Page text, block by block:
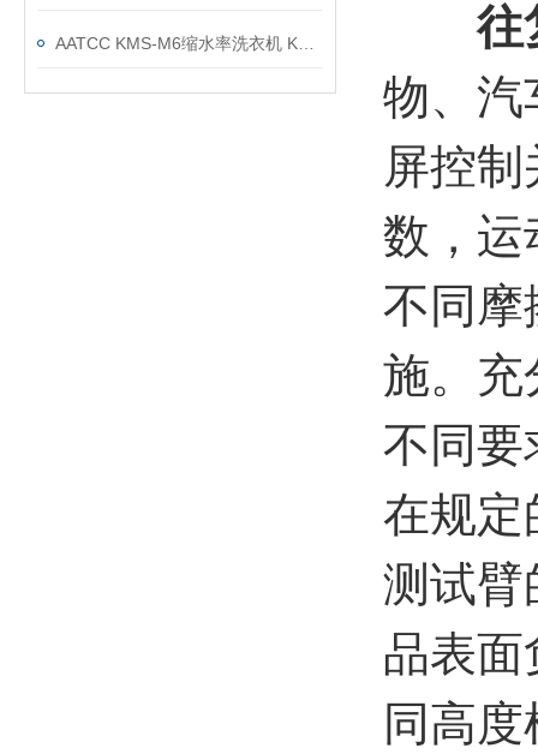
往
物、汽
屏控
数，运
不同摩
施。充
不同要
在规定
测试臂
品表
同高